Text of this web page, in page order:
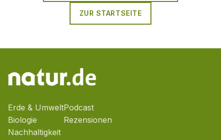
ZUR STARTSEITE
Erde & Umwelt
Biologie
Nachhaltigkeit
Podcast
Rezensionen